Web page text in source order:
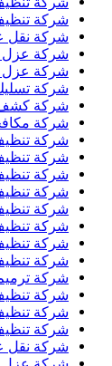
شركة تنظيف
شركة نقل
شركة عزل
شركة عزل
شركة تسليك
شركة كشف
شركة
شركة تنظيف
شركة تنظيف
شركة تنظيف
شركة تنظيف
شركة تنظيف
شركة تنظيف
شركة تنظيف
شركة تنظيف
شركة ترميم
شركة تنظيف
شركة تنظيف
شركة تنظيف
شركة نقل